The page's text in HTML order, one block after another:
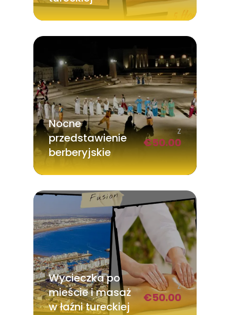
Nocne
przedstawienie
berberyjskie
Z
€50.00
Wycieczka po
mieście i masaż
w łaźni tureckiej
Z
€50.00